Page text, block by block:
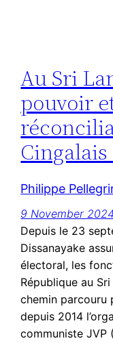
Au Sri
pouvoir
Philippe
9 November 2024
Depuis le 23
Dissanayake
électoral, les
République au
chemin parcouru
depuis 2014
communiste JVP